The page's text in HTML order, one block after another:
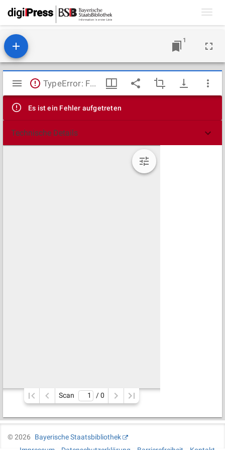
1
Mirador
Viewer
TypeError: Failed to fetch
Es ist ein Fehler aufgetreten
Technische Details
Scan / 0
©2026
Bayerische Staatsbibliothek